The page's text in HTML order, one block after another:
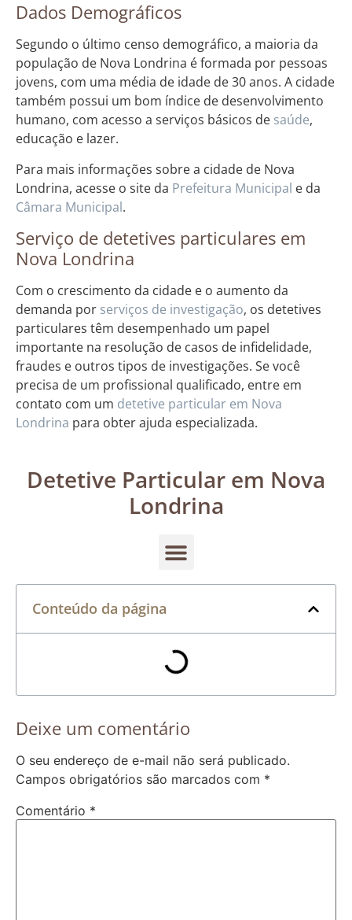
Dados Demográficos
Segundo o último censo demográfico, a maioria da
população de Nova Londrina é formada por pessoas
jovens, com uma média de idade de 30 anos. A cidade
também possui um bom índice de desenvolvimento
humano, com acesso a serviços básicos de saúde,
educação e lazer.
Para mais informações sobre a cidade de Nova
Londrina, acesse o site da Prefeitura Municipal e da
Câmara Municipal.
Serviço de detetives particulares em
Nova Londrina
Com o crescimento da cidade e o aumento da
demanda por serviços de investigação, os detetives
particulares têm desempenhado um papel
importante na resolução de casos de infidelidade,
fraudes e outros tipos de investigações. Se você
precisa de um profissional qualificado, entre em
contato com um detetive particular em Nova
Londrina para obter ajuda especializada.
Detetive Particular em Nova
Londrina
Conteúdo da página
Deixe um comentário
O seu endereço de e-mail não será publicado.
Campos obrigatórios são marcados com *
Comentário *